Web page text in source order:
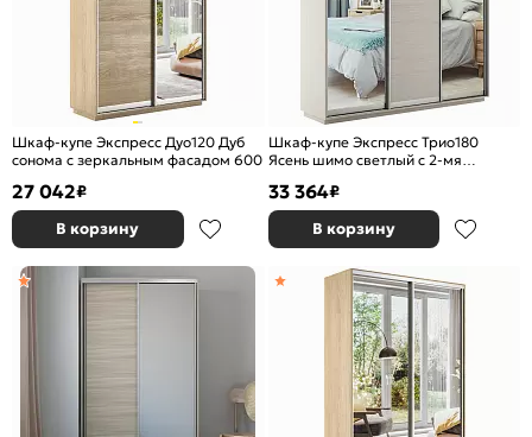
Шкаф-купе Экспресс Дуо120 Дуб
сонома с зеркальным фасадом 600
27 042₽
В корзину
Шкаф-купе Экспресс Трио180
Ясень шимо светлый с 2-мя
33 364₽
В корзину